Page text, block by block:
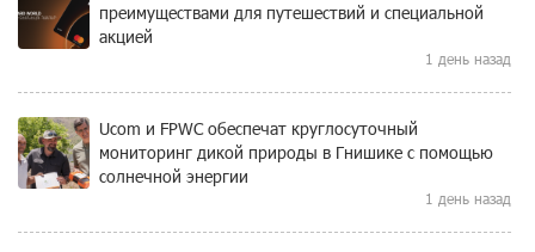
преимуществами для путешествий и специальной
акцией
1 день назад
Ucom и FPWC обеспечат круглосуточный
мониторинг дикой природы в Гнишике с помощью
солнечной энергии
1 день назад